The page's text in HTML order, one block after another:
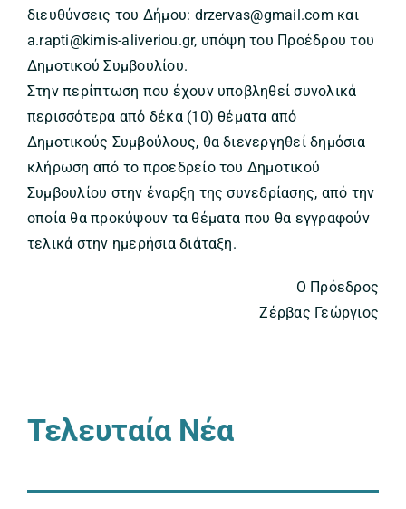
διευθύνσεις του Δήμου: drzervas@gmail.com και
a.rapti@kimis-aliveriou.gr, υπόψη του Προέδρου του
Δημοτικού Συμβουλίου.
Στην περίπτωση που έχουν υποβληθεί συνολικά
περισσότερα από δέκα (10) θέματα από
Δημοτικούς Συμβούλους, θα διενεργηθεί δημόσια
κλήρωση από το προεδρείο του Δημοτικού
Συμβουλίου στην έναρξη της συνεδρίασης, από την
οποία θα προκύψουν τα θέματα που θα εγγραφούν
τελικά στην ημερήσια διάταξη.
Ο Πρόεδρος
Ζέρβας Γεώργιος
Τελευταία Νέα